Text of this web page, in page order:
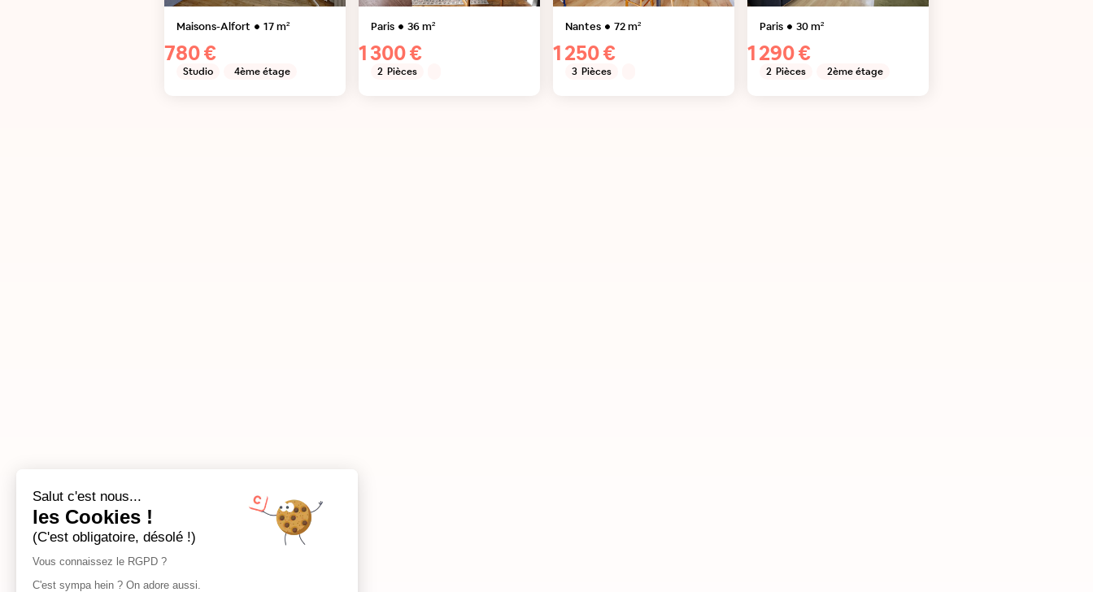
Maisons-Alfort 17m²
780 €
Studio 4ème étage
Paris 36m²
1 300 €
2 Pièces
Nantes 72m²
1 250 €
3 Pièces
Paris 30m²
1 290 €
2 Pièces 2ème étage
Salut c'est nous...
les Cookies !
(C'est obligatoire, désolé !)
Vous connaissez le RGPD ?
C'est sympa hein ? On adore aussi.